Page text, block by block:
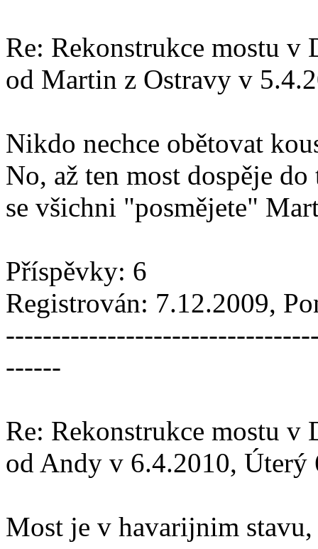
Re: Rekonstrukce mostu v
od Martin z Ostravy v
Nikdo nechce obětovat
No, až ten most dospěje
se všichni "posmějete"
Příspěvky: 6
Registrován: 7.12.2009,
------
Re: Rekonstrukce mostu v
od Andy v 6.4.2010, Úterý
Most je v havarijnim stavu,